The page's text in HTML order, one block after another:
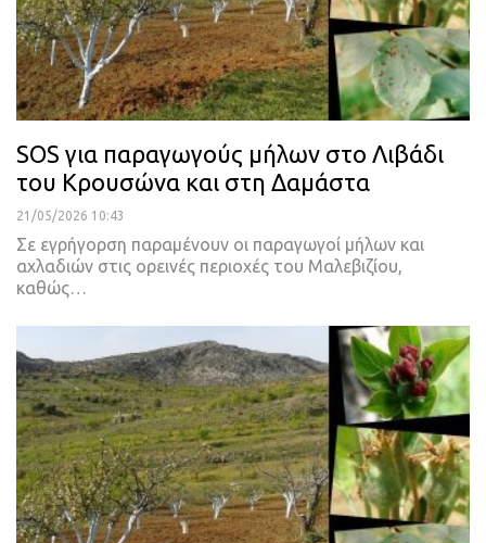
SOS για παραγωγούς μήλων στο Λιβάδι
του Κρουσώνα και στη Δαμάστα
21/05/2026 10:43
Σε εγρήγορση παραμένουν οι παραγωγοί μήλων και
αχλαδιών στις ορεινές περιοχές του Μαλεβιζίου,
καθώς…